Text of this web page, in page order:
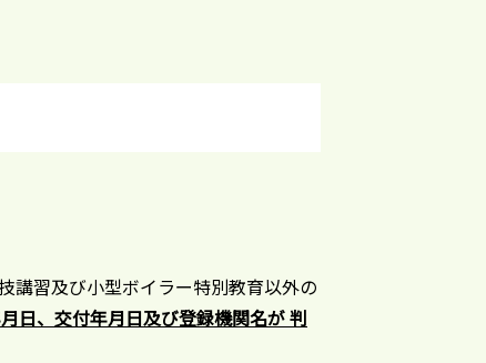
講習及び小型ボイラー特別教育以外の
日、交付年月日及び登録機関名が 判